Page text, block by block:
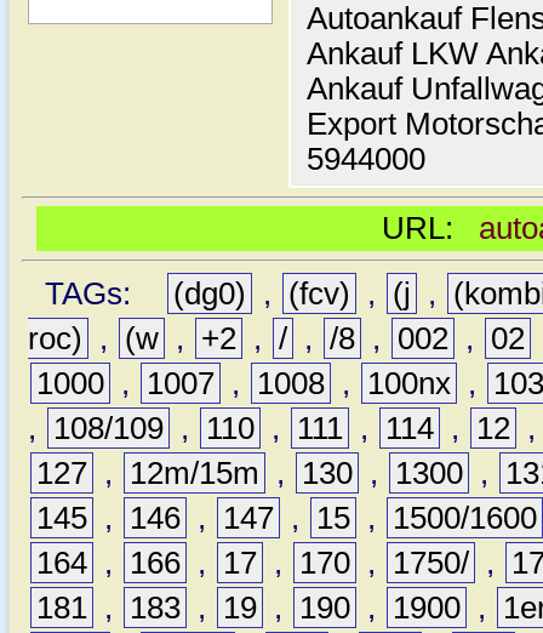
Autoankauf
Ankauf LKW
Ankauf
Export
5944000
URL:
TAGs:
(dg0) , (fcv) , (j ,
roc)
, (w , +2 , / , /8 , 002 , 02
1000 , 1007 , 1008 , 100nx ,
,
108/109 , 110 , 111 , 114 , 12
127 , 12m/15m , 130 , 1300 ,
145 , 146 , 147 , 15 ,
1500/1600
164 , 166 , 17 , 170 , 1750/ ,
181 , 183 , 19 , 190 , 1900 ,